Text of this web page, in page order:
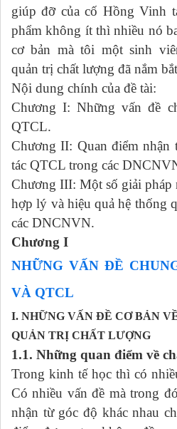
giúp đỡ của cố Hồng Vinh
phẩm không ít thì nhiều nó
cơ bản mà tôi một sinh
quản trị chất lượng đã nắm
Nội dung chính của đề tài:
Chương I: Những vấn đề
QTCL.
Chương II: Quan điểm nhận
tác QTCL trong các
Chương III: Một số giải pháp
hợp lý và hiệu quả hệ thống
các DNCNVN.
Chương I
NHỮNG VẤN ĐỀ
VÀ QTCL
I. NHỮNG VẤN ĐỀ CƠ BẢN
QUẢN TRỊ CHẤT LƯỢNG
1.1. Những quan điểm về
Trong kinh tế học thì có
Có nhiều vấn đề mà trong
nhận từ góc độ khác nhau